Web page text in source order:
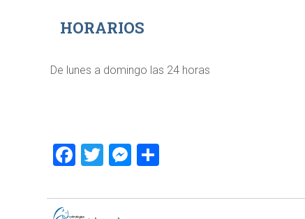
HORARIOS
De lunes a domingo las 24 horas
Facebook
TwitterMessenger